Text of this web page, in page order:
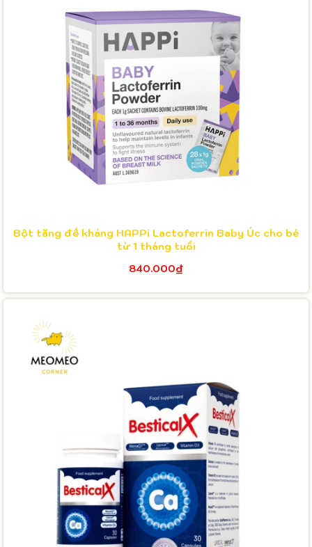
Bột tăng đề kháng HAPPi Lactoferrin Baby Úc cho bé
từ 1 tháng tuổi
840.000₫